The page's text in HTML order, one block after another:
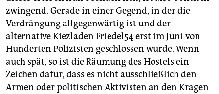
zwingend. Gerade in einer Gegend, in der die
Verdrängung allgegenwärtig ist und der
alternative Kiezladen Friedel54 erst im Juni von
Hunderten Polizisten geschlossen wurde. Wenn
auch spät, so ist die Räumung des Hostels ein
Zeichen dafür, dass es nicht ausschließlich den
Armen oder politischen Aktivisten an den Kragen